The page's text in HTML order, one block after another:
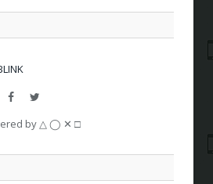
FacebookTwitter
by △ ◯ ✕ □